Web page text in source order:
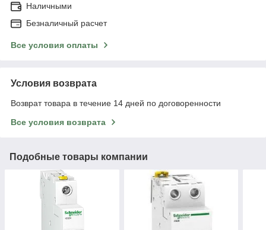
Наличными
Безналичный расчет
Все условия оплаты
Условия возврата
Возврат товара в течение 14 дней по договоренности
Все условия возврата
Подобные товары компании